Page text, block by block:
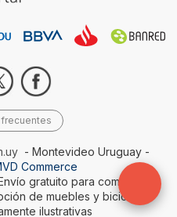
- Montevideo Uruguay -
Commerce
gratuito para compras
de muebles y bicicletas-
ilustrativas